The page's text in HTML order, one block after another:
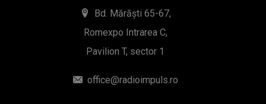
Bd. Mărăști 65-67,
Romexpo Intrarea C,
Pavilion T, sector 1
office@radioimpuls.ro